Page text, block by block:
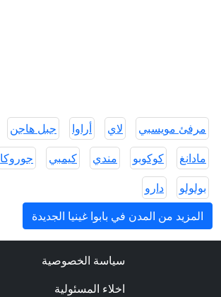
مرفئ مويسبي لاي أراوا جبل هاجن
مادانغ
كوكوبو مندي كيمبي جوروكا
بولولو
دارو
المزيد من المدن في بابوا غينيا الجديدة
سياسة الخصوصية
اخلاء المسئولية